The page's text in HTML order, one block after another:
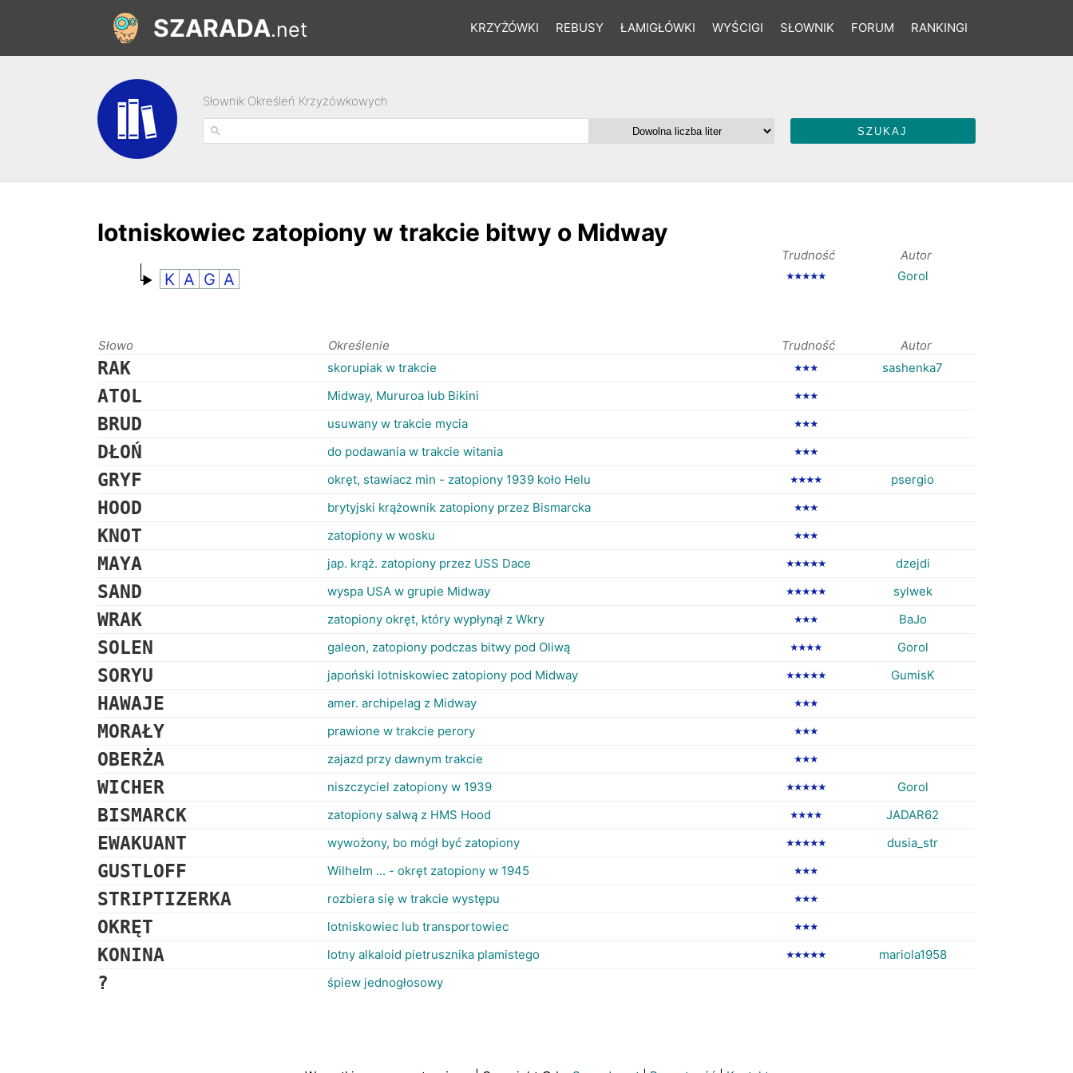
KRZYŻÓWKI REBUSY ŁAMIGŁÓWKI WYŚCIGI SŁOWNIK FORUM RANKINGI
SZARADA.net
Słownik Określeń Krzyżówkowych
lotniskowiec zatopiony w trakcie bitwy o Midway
Trudność Autor
K A G A ★★★★★ Gorol
Słowo Określenie Trudność Autor
RAK skorupiak w trakcie ★★★ sashenka7
ATOL Midway, Mururoa lub Bikini ★★★
BRUD usuwany w trakcie mycia ★★★
DŁOŃ do podawania w trakcie witania ★★★
GRYF okręt, stawiacz min - zatopiony 1939 koło Helu ★★★★ psergio
HOOD brytyjski krążownik zatopiony przez Bismarcka ★★★
KNOT zatopiony w wosku ★★★
MAYA jap. krąż. zatopiony przez USS Dace ★★★★★ dzejdi
SAND wyspa USA w grupie Midway ★★★★★ sylwek
WRAK zatopiony okręt, który wypłynął z Wkry ★★★ BaJo
SOLEN galeon, zatopiony podczas bitwy pod Oliwą ★★★★ Gorol
SORYU japoński lotniskowiec zatopiony pod Midway ★★★★★ GumisK
HAWAJE amer. archipelag z Midway ★★★
MORAŁY prawione w trakcie perory ★★★
OBERŻA zajazd przy dawnym trakcie ★★★
WICHER niszczyciel zatopiony w 1939 ★★★★★ Gorol
BISMARCK zatopiony salwą z HMS Hood ★★★★ JADAR62
EWAKUANT wywożony, bo mógł być zatopiony ★★★★★ dusia_str
GUSTLOFF Wilhelm ... - okręt zatopiony w 1945 ★★★
STRIPTIZERKA rozbiera się w trakcie występu ★★★
OKRĘT lotniskowiec lub transportowiec ★★★
KONINA lotny alkaloid pietrusznika plamistego ★★★★★ mariola1958
? śpiew jednogłosowy